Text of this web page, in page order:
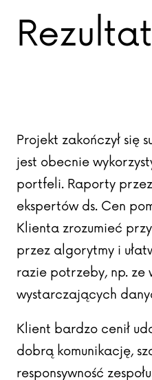
Projekt zakończył się
jest obecnie
portfeli. Raporty
ekspertów ds. Cen
Klienta zrozumieć
przez algorytmy i
razie potrzeby, np. ze
wystarczających
Klient bardzo cenił
dobrą komunikację,
responsywność